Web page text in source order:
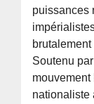
puissances
Soutenu
nationaliste